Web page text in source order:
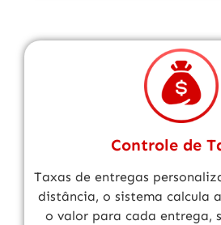
Controle de
Taxas de entregas
distância, o sistema calcula
o valor para cada entrega,